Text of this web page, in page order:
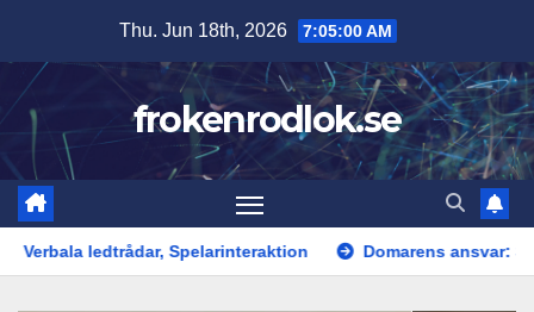
content
Thu. Jun 18th, 2026 7:05:00 AM
frokenrodlok.se
Spelarinteraktion Domarens ansvar: